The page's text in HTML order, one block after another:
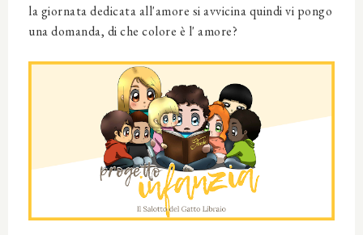
la giornata dedicata all'amore si avvicina quindi vi pongo
una domanda, di che colore è l' amore?